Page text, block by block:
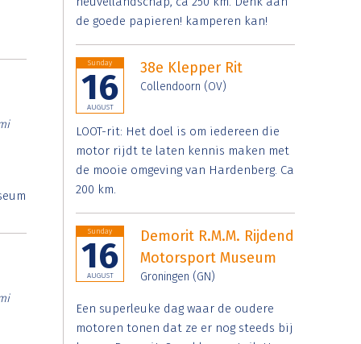
de goede papieren! kamperen kan!
Sunday
16
AUGUST
38e Klepper Rit
Collendoorn (OV)
LOOT-rit: Het doel is om iedereen die
motor rijdt te laten kennis maken met
de mooie omgeving van Hardenberg. Ca
200 km.
Sunday
16
AUGUST
Demorit R.M.M. Rijdend
Motorsport Museum
Groningen (GN)
Een superleuke dag waar de oudere
motoren tonen dat ze er nog steeds bij